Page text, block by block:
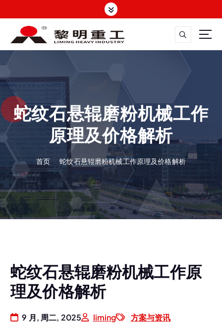
转
容 大修渣磨粉机，矿渣立磨
蛇纹石悬辊磨粉机械工作
原理及价格解析
首页 蛇纹石悬辊磨粉机械工作原理及价格解析
蛇纹石悬辊磨粉机械工作原
理及价格解析
9 月, 周二, 2025 liming 方案与资讯